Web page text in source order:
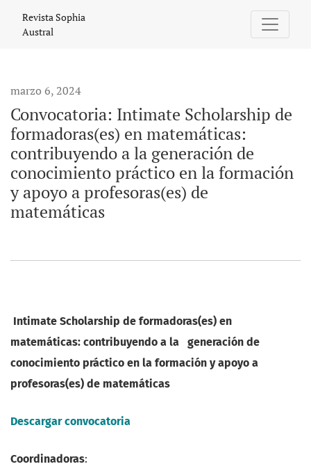
Convocatoria: Intimate Scholarship de formadoras(es)
Revista Sophia
Austral
marzo 6, 2024
Convocatoria: Intimate Scholarship de
formadoras(es) en matemáticas:
contribuyendo a la generación de
conocimiento práctico en la formación
y apoyo a profesoras(es) de
matemáticas
Intimate Scholarship de formadoras(es) en
matemáticas: contribuyendo a la generación de
conocimiento práctico en la formación y apoyo a
profesoras(es) de matemáticas
Descargar convocatoria
Coordinadoras: